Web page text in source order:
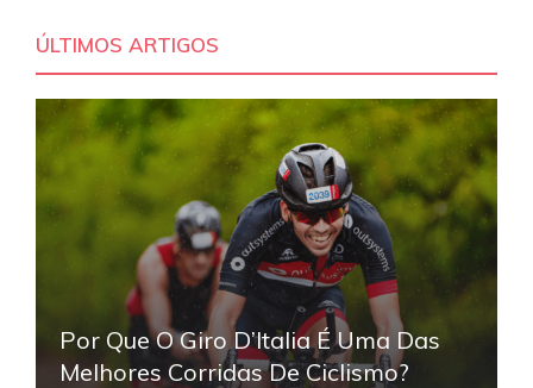
ÚLTIMOS ARTIGOS
Por Que O Giro D’Italia É Uma Das
Melhores Corridas De Ciclismo?